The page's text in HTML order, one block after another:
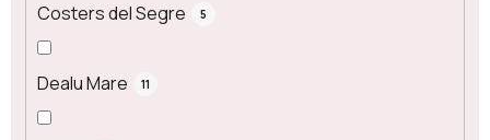
Costers del Segre 5
Dealu Mare 11